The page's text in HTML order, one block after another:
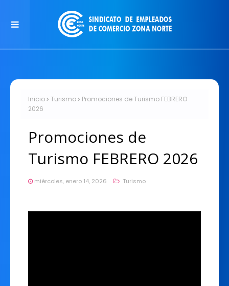
Inicio Turismo
Promociones de Turismo FEBRERO
2026
Promociones de
Turismo FEBRERO 2026
miércoles, enero 14, 2026 Turismo